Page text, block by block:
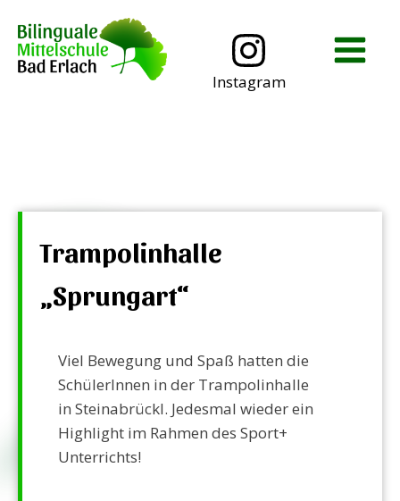
Instagram
Trampolinhalle
„Sprungart“
Viel Bewegung und Spaß hatten die
SchülerInnen in der Trampolinhalle
in Steinabrückl. Jedesmal wieder ein
Highlight im Rahmen des Sport+
Unterrichts!